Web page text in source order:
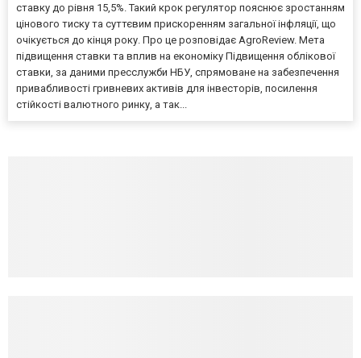
ставку до рівня 15,5%. Такий крок регулятор пояснює зростанням
цінового тиску та суттєвим прискоренням загальної інфляції, що
очікується до кінця року. Про це розповідає AgroReview. Мета
підвищення ставки та вплив на економіку Підвищення облікової
ставки, за даними пресслужби НБУ, спрямоване на забезпечення
привабливості гривневих активів для інвесторів, посилення
стійкості валютного ринку, а так...